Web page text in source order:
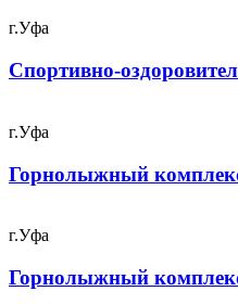
г.Уфа
Спортивно-
г.Уфа
Горнолыжный
г.Уфа
Горнолыжный